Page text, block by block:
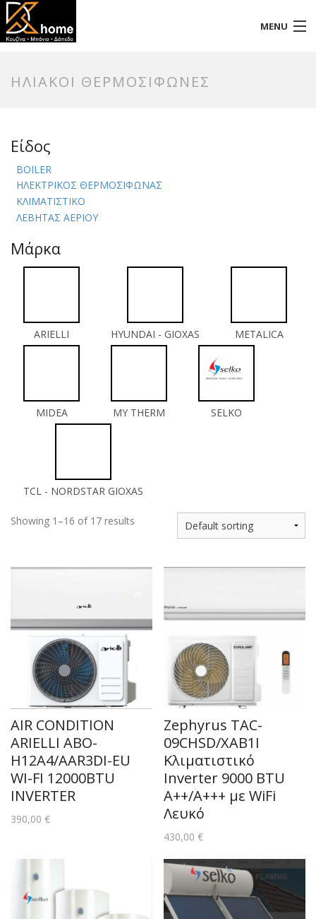
MENU
Επικοινωνία
ΗΛΙΑΚΟΙ ΘΕΡΜΟΣΙΦΩΝΕΣ
Είδος
BOILER
ΗΛΕΚΤΡΙΚΟΣ ΘΕΡΜΟΣΙΦΩΝΑΣ
ΚΛΙΜΑΤΙΣΤΙΚΟ
ΛΕΒΗΤΑΣ ΑΕΡΙΟΥ
Μάρκα
ARIELLI HYUNDAI - GIOXAS METALICA
MIDEA MY THERM SELKO
TCL - NORDSTAR GIOXAS
Showing 1–16 of 17 results
AIR CONDITION
ARIELLI ABO-
H12A4/AAR3DI-EU
WI-FI 12000BTU
INVERTER
390,00 €
Zephyrus TAC-
09CHSD/XAB1I
Κλιματιστικό
Inverter 9000 BTU
A++/A+++ με WiFi
Λευκό
430,00 €